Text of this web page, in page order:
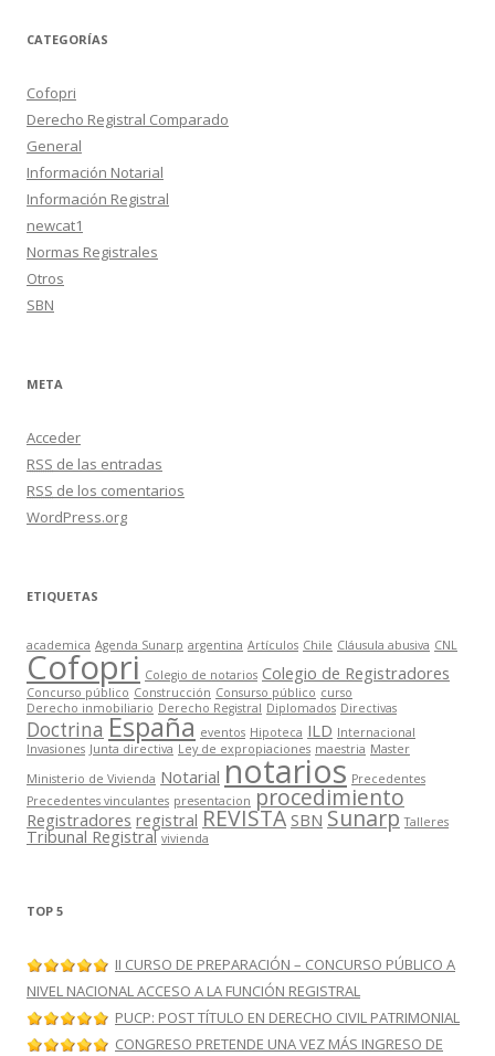
CATEGORÍAS
Cofopri
Derecho Registral Comparado
General
Información Notarial
Información Registral
newcat1
Normas Registrales
Otros
SBN
META
Acceder
RSS de las entradas
RSS de los comentarios
WordPress.org
ETIQUETAS
academica Agenda Sunarp argentina Artículos Chile Cláusula abusiva CNL
Cofopri Colegio de notarios Colegio de Registradores
Concurso público Construcción Consurso público curso
Derecho inmobiliario Derecho Registral Diplomados Directivas
Doctrina España eventos Hipoteca ILD Internacional
Invasiones Junta directiva Ley de expropiaciones maestria Master
Ministerio de Vivienda Notarial notarios Precedentes
Precedentes vinculantes presentacion procedimiento
Registradores registral REVISTA SBN Sunarp Talleres
Tribunal Registral vivienda
TOP 5
II CURSO DE PREPARACIÓN – CONCURSO PÚBLICO A
NIVEL NACIONAL ACCESO A LA FUNCIÓN REGISTRAL
PUCP: POST TÍTULO EN DERECHO CIVIL PATRIMONIAL
CONGRESO PRETENDE UNA VEZ MÁS INGRESO DE